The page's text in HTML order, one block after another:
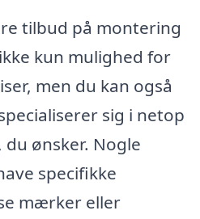
tilbud på montering
kun mulighed for
men du kan også
sig i netop
ønsker. Nogle
specifikke
mærker eller